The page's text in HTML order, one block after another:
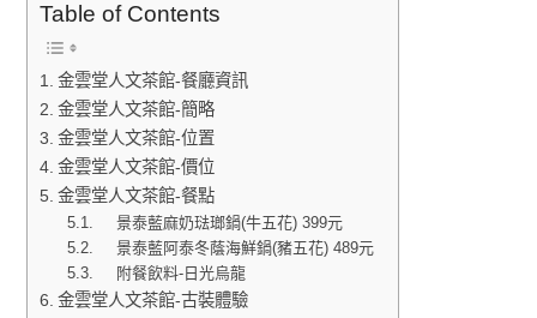
Table of Contents
金雲堂人文茶館-餐廳資訊
金雲堂人文茶館-簡略
金雲堂人文茶館-位置
金雲堂人文茶館-價位
金雲堂人文茶館-餐點
景泰藍麻奶琺瑯鍋(牛五花) 399元
景泰藍阿泰冬蔭海鮮鍋(豬五花) 489元
附餐飲料-日光烏龍
金雲堂人文茶館-古裝體驗